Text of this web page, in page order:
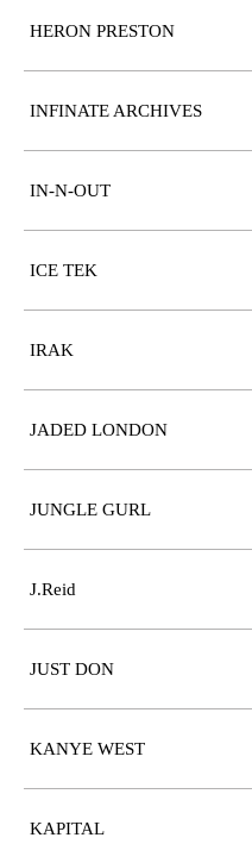
HERON PRESTON
INFINATE ARCHIVES
IN-N-OUT
ICE TEK
IRAK
JADED LONDON
JUNGLE GURL
J.Reid
JUST DON
KANYE WEST
KAPITAL